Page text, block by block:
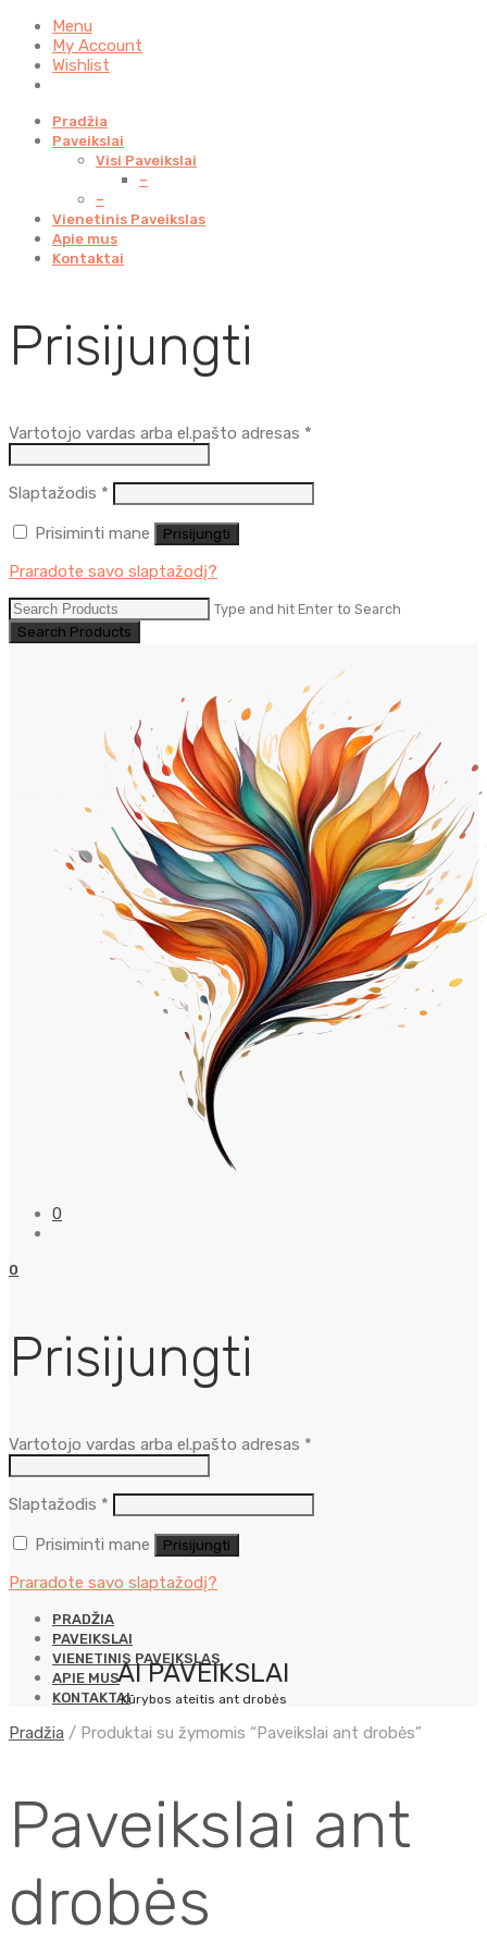
Menu
My Account
Wishlist
Pradžia
Paveikslai
Visi Paveikslai
–
–
Vienetinis Paveikslas
Apie mus
Kontaktai
Prisijungti
Vartotojo vardas arba el.pašto adresas *
Slaptažodis * Privalomas
Prisiminti mane Prisijungti
Praradote savo slaptažodį?
Type and hit Enter to Search
0
0
Prisijungti
Vartotojo vardas arba el.pašto adresas *
Slaptažodis * Privalomas
Prisiminti mane Prisijungti
Praradote savo slaptažodį?
PRADŽIA
PAVEIKSLAI
VIENETINIS PAVEIKSLAS
APIE MUS
KONTAKTAI
AI PAVEIKSLAI
Kūrybos ateitis ant drobės
Pradžia / Produktai su žymomis “Paveikslai ant drobės”
Paveikslai ant
drobės